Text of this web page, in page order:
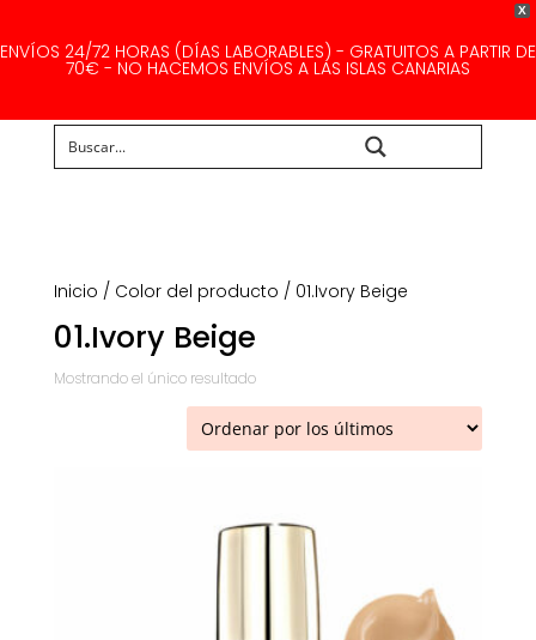
X
ENVÍOS 24/72 HORAS (DÍAS LABORABLES) - GRATUITOS A PARTIR DE
70€ - NO HACEMOS ENVÍOS A LAS ISLAS CANARIAS
Inicio / Color del producto / 01.Ivory Beige
01.Ivory Beige
Mostrando el único resultado